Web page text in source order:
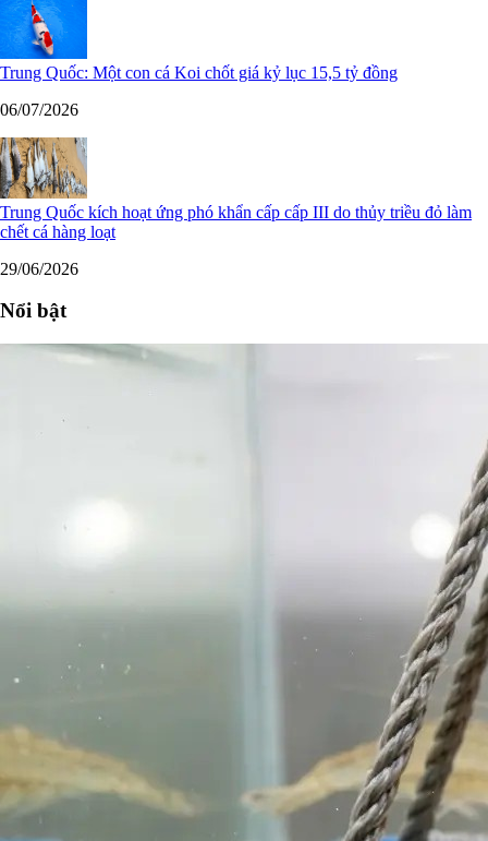
Trung Quốc: Một con cá Koi chốt giá kỷ lục 15,5 tỷ đồng
06/07/2026
Trung Quốc kích hoạt ứng phó khẩn cấp cấp III do thủy triều đỏ làm
chết cá hàng loạt
29/06/2026
Nổi bật